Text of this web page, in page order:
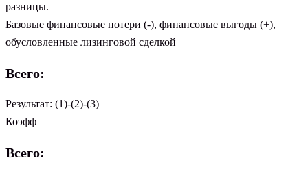
разницы.
Базовые финансовые потери (-), финансовые выгоды (+),
обусловленные лизинговой сделкой
Всего:
Результат: (1)-(2)-(3)
Коэфф
Всего: